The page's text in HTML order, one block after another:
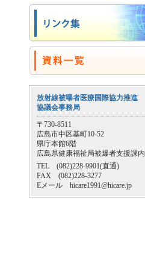
放射線被曝者医療国際協力推進
協議会事務局
〒730-8511
広島市中区基町10-52
県庁本館6階
広島県健康福祉局被爆者支援課内
TEL (082)228-9901(直通)
FAX (082)228-3277
Eメール hicare1991@hicare.jp